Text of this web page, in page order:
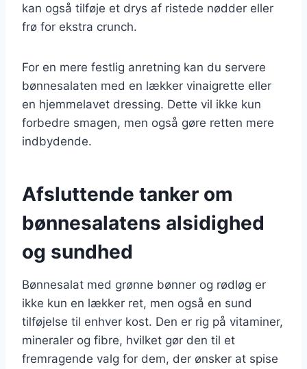
kan også tilføje et drys af ristede nødder eller
frø for ekstra crunch.
For en mere festlig anretning kan du servere
bønnesalaten med en lækker vinaigrette eller
en hjemmelavet dressing. Dette vil ikke kun
forbedre smagen, men også gøre retten mere
indbydende.
Afsluttende tanker om
bønnesalatens alsidighed
og sundhed
Bønnesalat med grønne bønner og rødløg er
ikke kun en lækker ret, men også en sund
tilføjelse til enhver kost. Den er rig på vitaminer,
mineraler og fibre, hvilket gør den til et
fremragende valg for dem, der ønsker at spise